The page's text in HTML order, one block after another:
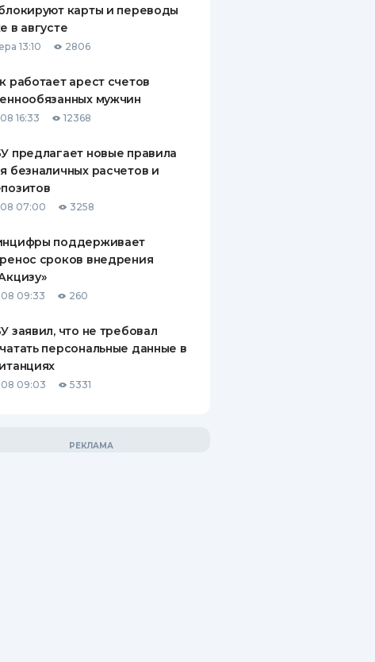
ПО
КОМПАНИИ
карты и переводы
в августе
13:10 2806
работает арест счетов
мужчин
16:33 12368
предлагает новые правила
безналичных расчетов и
07:00 3258
поддерживает
сроков внедрения
09:33 260
заявил, что не требовал
персональные данные в
09:03 5331